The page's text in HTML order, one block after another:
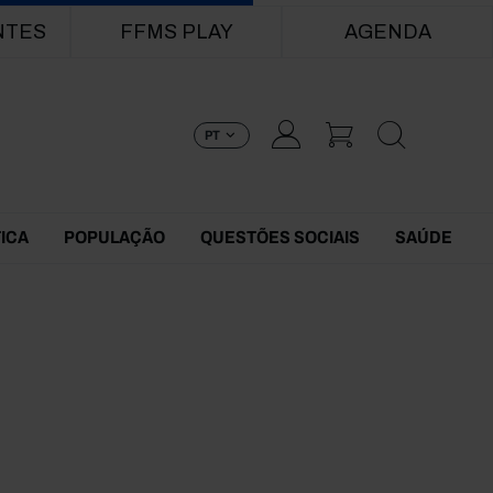
FFMS PLAY AGENDA
PT
POPULAÇÃO QUESTÕES SOCIAIS SAÚDE